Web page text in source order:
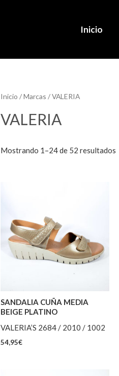
Inicio
Inicio / Marcas / VALERIA
VALERIA
Mostrando 1–24 de 52 resultados
SANDALIA CUÑA MEDIA
BEIGE PLATINO
VALERIA’S 2684 / 2010 / 1002
54,95€